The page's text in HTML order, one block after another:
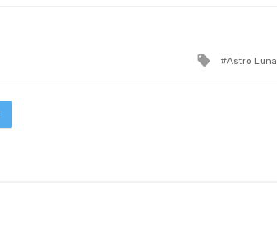
Tagged
Astro Luna